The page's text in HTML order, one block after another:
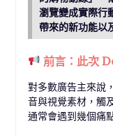
瀏覽變成實際行
帶來的新功能以
前言：此次
對多數廣告主來說
音與視覺素材，觸
通常會遇到幾個痛